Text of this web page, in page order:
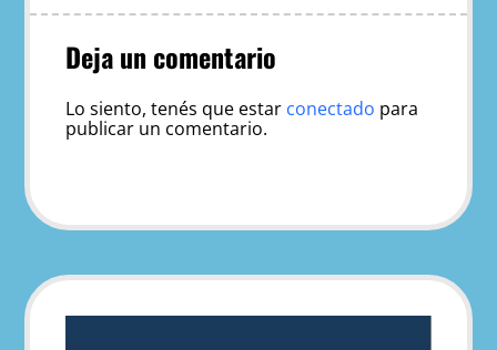
Deja un comentario
Lo siento, tenés que estar conectado para
publicar un comentario.